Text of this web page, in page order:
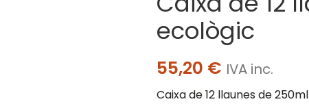
ecològic
55,20 € IVA inc.
Caixa de 12 llaunes de